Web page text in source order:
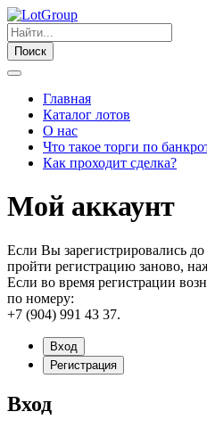
Поиск
Главная
Каталог лотов
О нас
Что такое торги по
Как проходит сделка?
Мой аккаунт
Если Вы зарегистрировались
пройти регистрацию заново,
Если во время регистрации
по номеру:
+7 (904) 991 43 37.
Вход
Регистрация
Вход